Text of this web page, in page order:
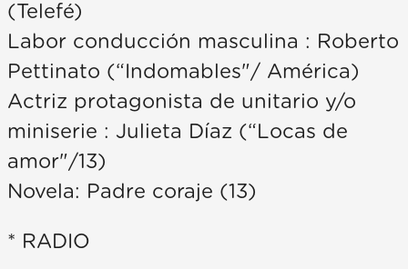
(Telefé)
Labor conducción masculina : Roberto
Pettinato (“Indomables"/ América)
Actriz protagonista de unitario y/o
miniserie : Julieta Díaz (“Locas de
amor"/13)
Novela: Padre coraje (13)
* RADIO